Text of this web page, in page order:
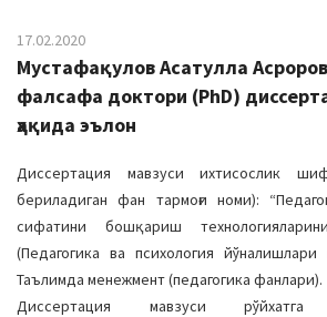
17.02.2020
Мустафақулов Асатулла
фалсафа доктори (PhD)
ҳақида эълон
Диссертация мавзуси ихтисослик
бериладиган фан тармоғи номи):
сифатини бошқариш
(Педагогика ва психология йўналишлари
Таълимда менежмент (педагогика фанлари).
Диссертация мавзуси